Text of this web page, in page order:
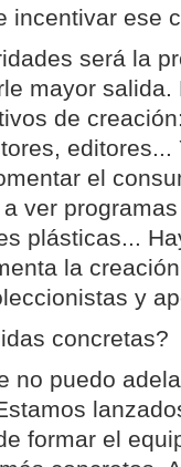
incentivar ese
será la
mayor
de
editores...
el
ver
plásticas...
la
y
concretas?
no puedo
formar el